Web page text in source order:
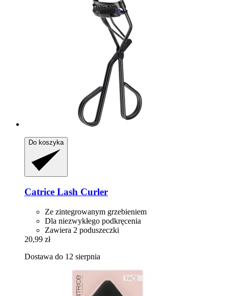
Do koszyka
Catrice Lash Curler
Ze zintegrowanym grzebieniem
Dla niezwykłego podkręcenia
Zawiera 2 poduszeczki
20,99 zł
Dostawa do 12 sierpnia